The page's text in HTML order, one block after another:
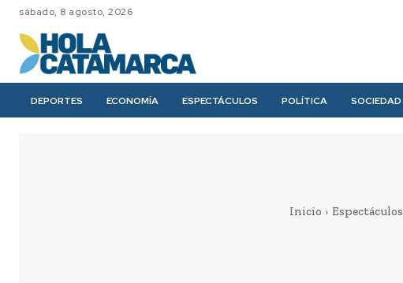
sábado, 8 agosto, 2026
DEPORTES ECONOMÍA ESPECTÁCULOS POLÍTICA SOCIEDAD
Inicio Espectáculos